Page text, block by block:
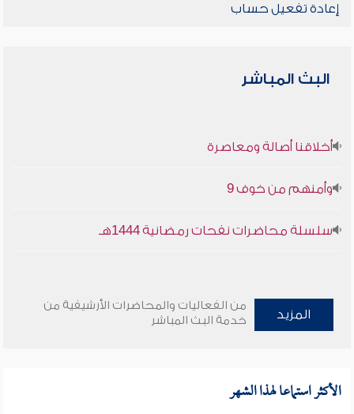
إعادة تفعيل حساب
البث المباشر
أخلاقنا أصالة ومعاصرة
وأمنهم من خوف 9
سلسلة محاضرات نفحات رمضانية 1444هـ
المزيد
من الفعاليات والمحاضرات الأرشيفية من
خدمة البث المباشر
الأكثر استماعا لهذا الشهر